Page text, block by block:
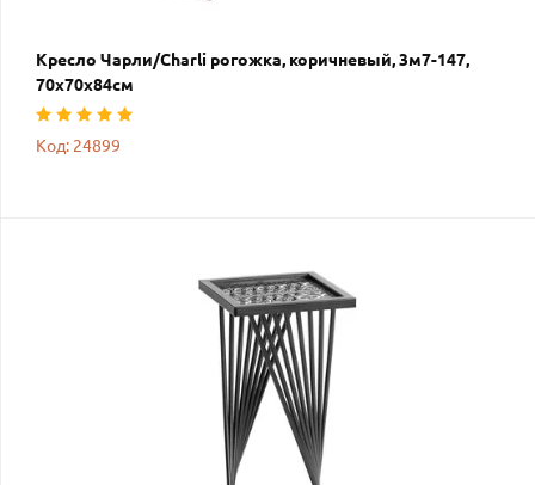
Кресло Чарли/Charli рогожка, коричневый, 3м7-147,
70х70х84см
Код: 24899